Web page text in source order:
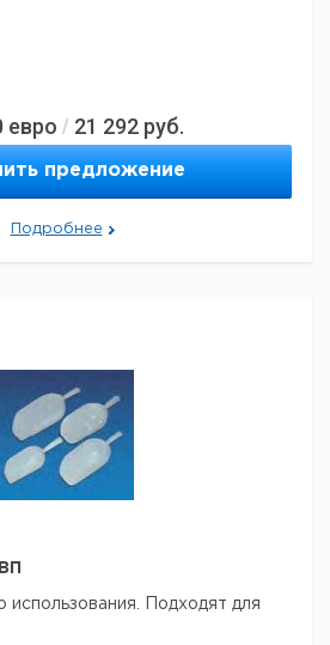
евро / 21 292 руб.
предложение
Подробнее
Подходят для